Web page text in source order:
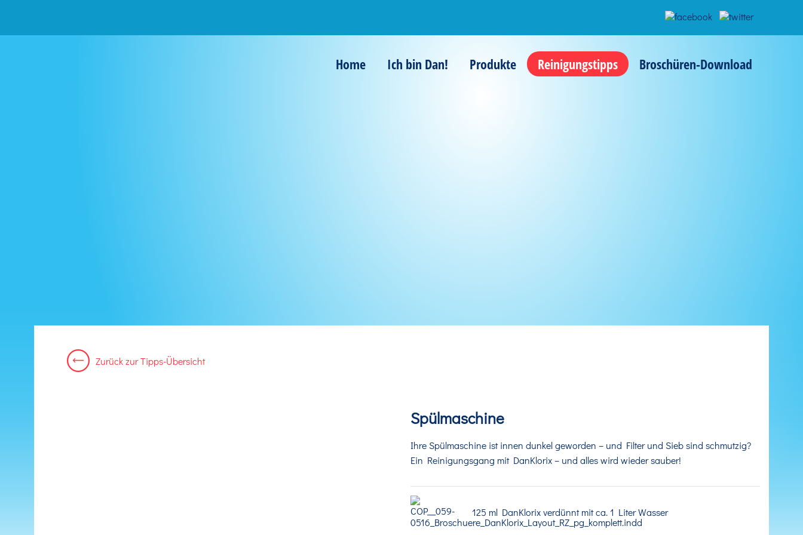
Home Ich bin Dan! Produkte Reinigungstipps Broschüren-Download
ZurückzurTipps-Übersicht
Spülmaschine
Ihre Spülmaschine ist innen dunkel geworden – und Filter und Sieb sind schmutzig?
Ein Reinigungsgang mit DanKlorix – und alles wird wieder sauber!
125 ml DanKlorix verdünnt mit ca. 1 Liter Wasser